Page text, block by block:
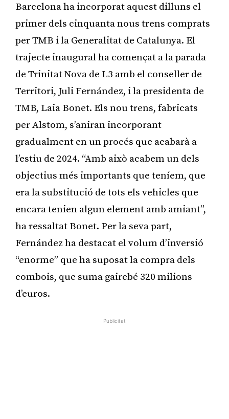
Barcelona ha incorporat aquest dilluns el
primer dels cinquanta nous trens comprats
per TMB i la Generalitat de Catalunya. El
trajecte inaugural ha començat a la parada
de Trinitat Nova de L3 amb el conseller de
Territori, Juli Fernández, i la presidenta de
TMB, Laia Bonet. Els nou trens, fabricats
per Alstom, s’aniran incorporant
gradualment en un procés que acabarà a
l’estiu de 2024. “Amb això acabem un dels
objectius més importants que teníem, que
era la substitució de tots els vehicles que
encara tenien algun element amb amiant”,
ha ressaltat Bonet. Per la seva part,
Fernández ha destacat el volum d’inversió
“enorme” que ha suposat la compra dels
combois, que suma gairebé 320 milions
d’euros.
Publicitat